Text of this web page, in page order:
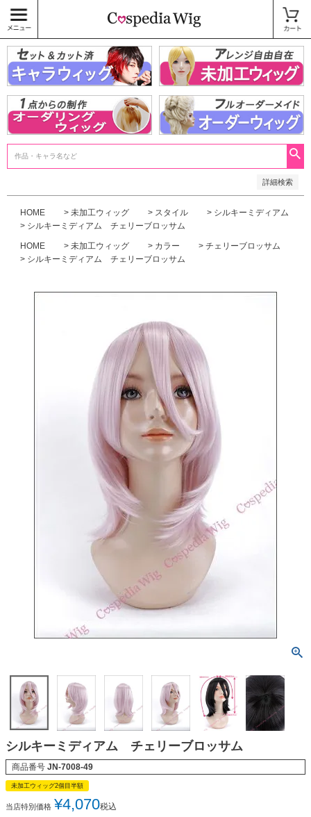
詳細検索
〜
商品タグ
キャラウィッグ
未加工ウィッグ
ベースウィッグ
衣装
SALE中
HOME 未加工ウィッグ スタイル
シルキーミディアム
シルキーミディアム チェリーブロッサム
HOME 未加工ウィッグ カラー
チェリーブロッサム
シルキーミディアム チェリーブロッサム
シルキーミディアム チェリーブロッサム
商品番号 JN-7008-49
未加工ウィッグ2個目半額
当店特別価格 ¥4,070税込